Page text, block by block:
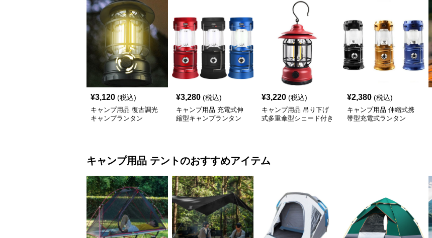
¥3,120 (税込)
キャンプ用品 復古調光
キャンプランタン
¥3,280 (税込)
キャンプ用品 充電式伸
縮型キャンプランタン
¥3,220 (税込)
キャンプ用品 吊り下げ
式多重傘型シェード付き
¥2,380 (税込)
キャンプ用品 伸縮式携
帯型充電式ランタン
キャンプ用品 テントのおすすめアイテム